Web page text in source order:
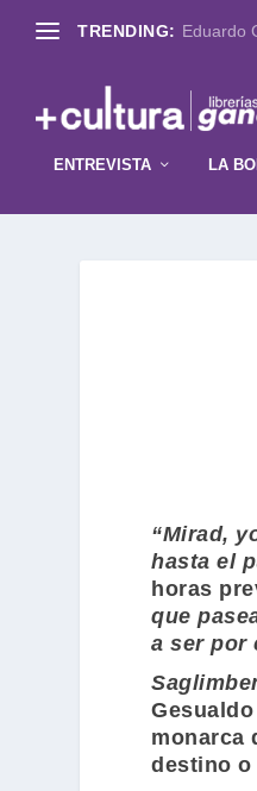
TRENDING: Eduardo
ENTREVISTA LA
“Mirad,
hasta el
horas
que
a ser por
monarca
destino o